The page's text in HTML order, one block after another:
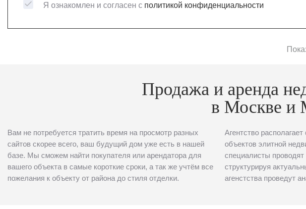
Я ознакомлен и согласен с политикой конфиденциальности
Продажа и аренда
в Москве и
Вам не потребуется тратить время на просмотр разных
сайтов скорее всего, ваш будущий дом уже есть в нашей
базе. Мы сможем найти покупателя или арендатора для
вашего объекта в самые короткие сроки, а так же учтём все
пожелания к объекту от района до стиля отделки.
Агентство
объектов элитной
специалисты
структурируя
агенстства проведут